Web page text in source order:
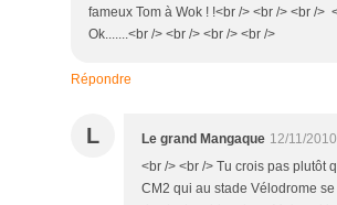
fameux Tom à Wok ! !<br /> <br /> <br />
Ok.......<br /> <br /> <br /> <br />
Répondre
L Le grand Mangaque 12/11/
<br /> <br /> Tu crois pas plutôt
CM2 qui au stade Vélodrome